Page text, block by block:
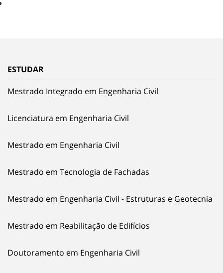
ESTUDAR
Mestrado Integrado em Engenharia Civil
Licenciatura em Engenharia Civil
Mestrado em Engenharia Civil
Mestrado em Tecnologia de Fachadas
Mestrado em Engenharia Civil - Estruturas e Geotecnia
Mestrado em Reabilitação de Edifícios
Doutoramento em Engenharia Civil